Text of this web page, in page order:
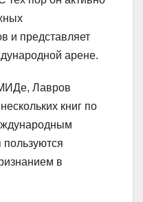
и представляет
арене.
Лавров
книг по
в